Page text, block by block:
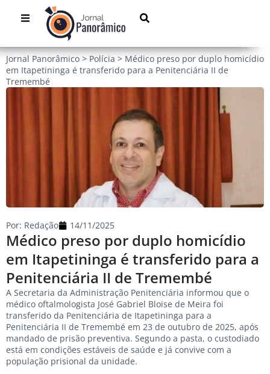
Jornal Panorâmico > Polícia > Médico preso por duplo homicídio
em Itapetininga é transferido para a Penitenciária II de
Tremembé
Médico preso por duplo homicídio
em Itapetininga é transferido para a
Penitenciária II de Tremembé
Por: Redação 14/11/2025
A Secretaria da Administração Penitenciária informou que o
médico oftalmologista José Gabriel Bloise de Meira foi
transferido da Penitenciária de Itapetininga para a
Penitenciária II de Tremembé em 23 de outubro de 2025, após
mandado de prisão preventiva. Segundo a pasta, o custodiado
está em condições estáveis de saúde e já convive com a
população prisional da unidade.